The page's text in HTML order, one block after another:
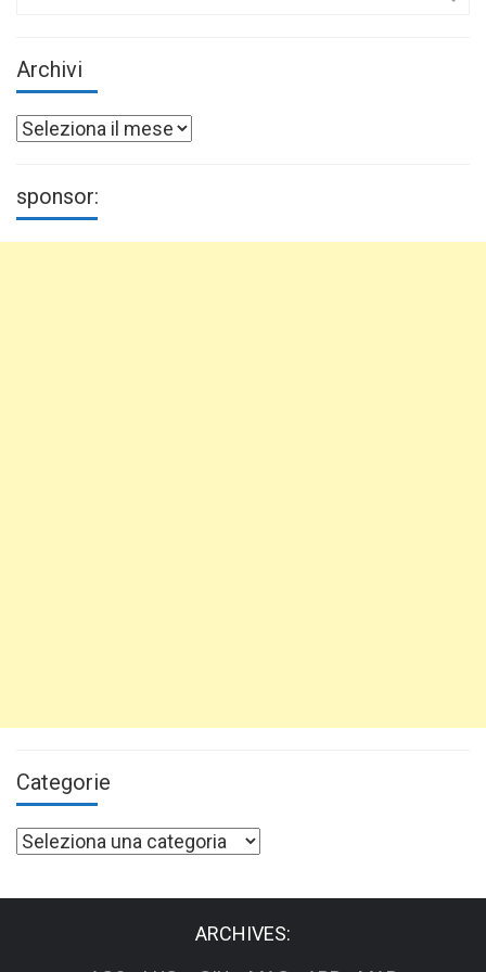
Archivi
Archivi
sponsor:
Categorie
Categorie
ARCHIVES: